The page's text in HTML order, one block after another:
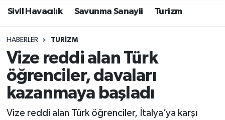
Sivil Havacılık Savunma Sanayii Turizm
HABERLER TURIZM
Vize reddi alan Türk
öğrenciler, davaları
kazanmaya başladı
Vize reddi alan Türk öğrenciler, İtalya’ya karşı